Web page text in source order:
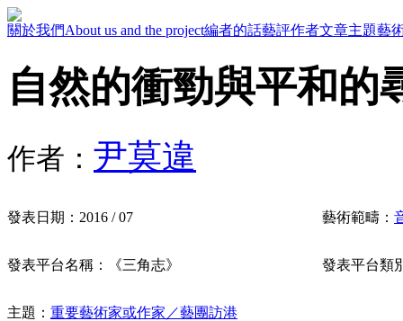
關於我們About us and the project編者的話藝評作者文章主題藝
自然的衝勁與平和的
作者： 尹莫違
發表日期： 2016 / 07 藝術範疇：
發表平台名稱： 《三角志》 發表平台類
主題： 重要藝術家或作家／藝團訪港